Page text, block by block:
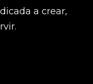
a crear,